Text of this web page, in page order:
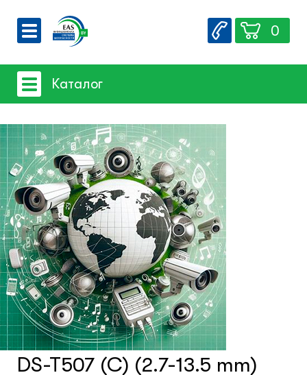
О компании
Вакансии
Контакты
0
Каталог
Системы видеонаблюдения
- iFLOW
- SpaceTechnology
- EZ-IP
- Dahua
- Hikvision
- Комплектующие и монтажный
материал
Системы защиты товаров от краж
Счетчики посетителей
DS-T507 (C) (2.7-13.5 mm)